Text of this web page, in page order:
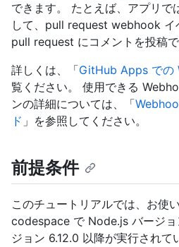
できます。 たとえば、アプリ
して、pull request webhook イ
pull request にコメントを投稿で
詳しくは、「GitHub Apps での
覧ください。 使用できる
ンの詳細については、「
ド 」を参照してください。
前提条件
このチュートリアルでは、お使
codespace で Node.js バージ
ジョン 6.12.0 以降が実行されて